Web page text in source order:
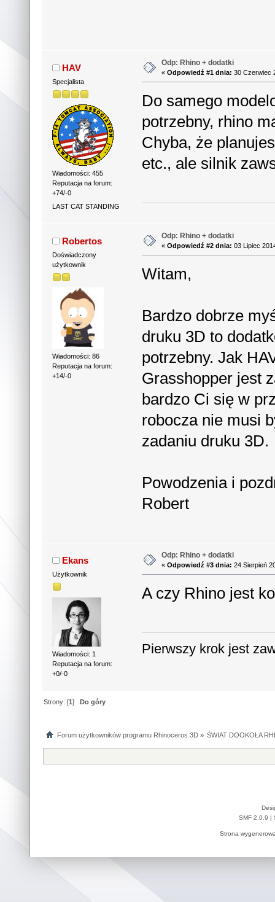
HAV
Specjalista
Wiadomości: 455
Reputacja na forum:
+74/-0
LAST CAT STANDING
Odp: Rhino + dodatki
«Odpowiedź #1 dnia: 30 Czerwiec
Do samego
potrzebny, rhino
Chyba, że
etc., ale silnik
Robertos
Doświadczony
użytkownik
Wiadomości: 86
Reputacja na forum:
+14/-0
Odp: Rhino + dodatki
«Odpowiedź #2 dnia: 03 Lipiec
Witam,
Bardzo dobrze
druku 3D to
potrzebny. Jak
Grasshopper jest
bardzo Ci się w
robocza nie musi
zadaniu druku 3D.
Powodzenia i
Robert
Ekans
Użytkownik
Wiadomości: 1
Reputacja na forum:
+0/-0
Odp: Rhino + dodatki
«Odpowiedź #3 dnia: 24 Sierpień
A czy Rhino jest
Pierwszy krok jest
Strony: [1]Do góry
Forum użytkowników programu Rhinoceros 3D» ŚWIAT DOOKOŁA
SMF 2.0.9 |
Strona